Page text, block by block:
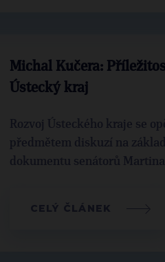
Michal Kučera:
Ústecký kraj
Rozvoj Ústeckého kraje se
předmětem diskuzí na
dokumentu senátorů
CELÝ ČLÁNEK